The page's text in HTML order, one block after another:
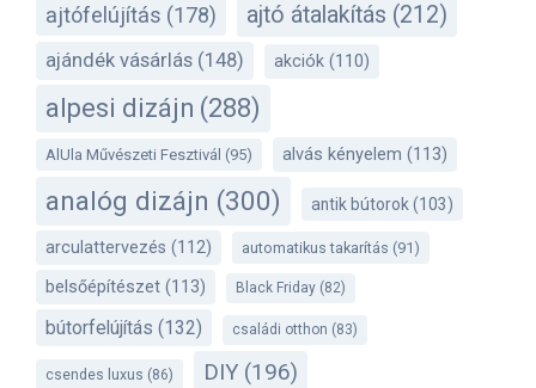
ajtófelújítás (178) ajtó átalakítás (212)
ajándék vásárlás (148) akciók (110)
alpesi dizájn (288)
AlUla Művészeti Fesztivál (95) alvás kényelem (113)
analóg dizájn (300) antik bútorok(103)
arculattervezés (112) automatikus takarítás (91)
belsőépítészet (113) Black Friday (82)
bútorfelújítás (132) családi otthon (83)
csendes luxus (86) DIY (196)